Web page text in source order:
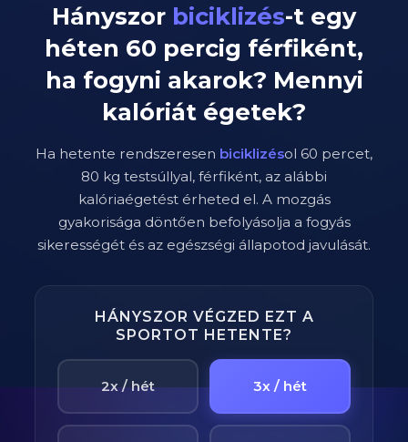
Hányszor biciklizés-t egy
héten 60 percig férfiként,
ha fogyni akarok? Mennyi
kalóriát égetek?
Ha hetente rendszeresen biciklizésol 60 percet,
80 kg testsúllyal, férfiként, az alábbi
kalóriaégetést érheted el. A mozgás
gyakorisága döntően befolyásolja a fogyás
sikerességét és az egészségi állapotod javulását.
HÁNYSZOR VÉGZED EZT A
SPORTOT HETENTE?
2x / hét 3x / hét